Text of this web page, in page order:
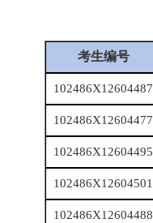
考生编号
102486X12604487
102486X12604477
102486X12604495
102486X12604501
102486X12604488